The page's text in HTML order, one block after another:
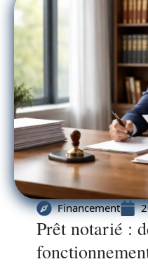
Financement
Prêt notarié :